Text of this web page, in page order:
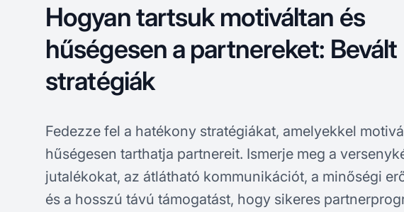
Hogyan tartsuk motiváltan és
hűségesen a partnereket: Bevált
stratégiák
Fedezze fel a hatékony stratégiákat, amelyekkel
hűségesen tarthatja partnereit. Ismerje meg a
jutalékokat, az átlátható kommunikációt, a minőségi
és a hosszú távú támogatást, hogy sikeres